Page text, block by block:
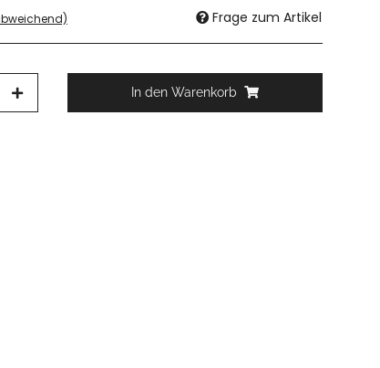
Frage zum Artikel
In den Warenkorb